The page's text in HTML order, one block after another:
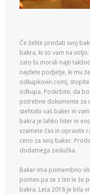
Če želite prodati svoj
bakra, ki so vam na
zato bi morali najti
najdete podjetje, ki mu
odkupkovin.com),
odkupa. Poskrbite, da
potrebne dokumente za
stehtalo vaš baker in
bakra je lahko hiter in
vzamete čas in opravite
ceno za svoj baker.
dodatnega zaslužka.
Baker ima pomembno
pomen pa se z leti le še
bakra. Leta 2018 je bila